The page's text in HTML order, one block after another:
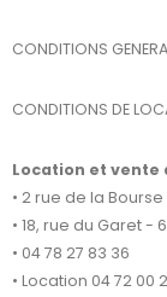
CONDITIONS
CONDITIONS DE
Location et vente
• 2 rue de la Bourse
• 18, rue du Garet -
• 04 78 27 83 36
• Location 04 72 00